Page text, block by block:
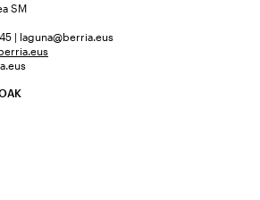
SM
| laguna@berria.eus